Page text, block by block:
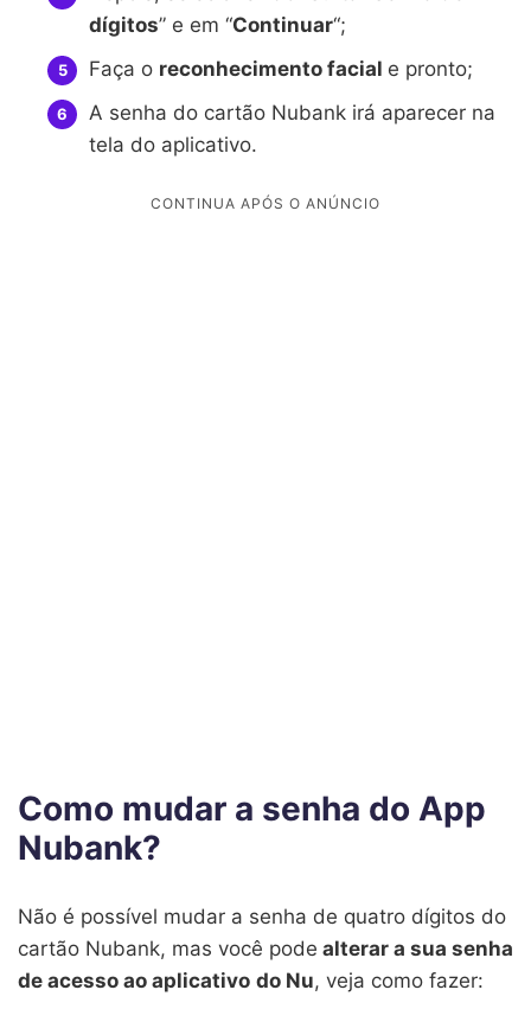
dígitos” e em “Continuar“;
Faça o reconhecimento facial e pronto;
A senha do cartão Nubank irá aparecer na
tela do aplicativo.
Como mudar a senha do App
Nubank?
Não é possível mudar a senha de quatro dígitos do
cartão Nubank, mas você pode alterar a sua senha
de acesso ao aplicativo do Nu, veja como fazer: